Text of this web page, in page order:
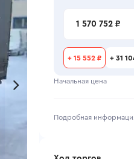
1 570 752 ₽
+ 15 552 ₽ + 31
Начальная цена
Подробная